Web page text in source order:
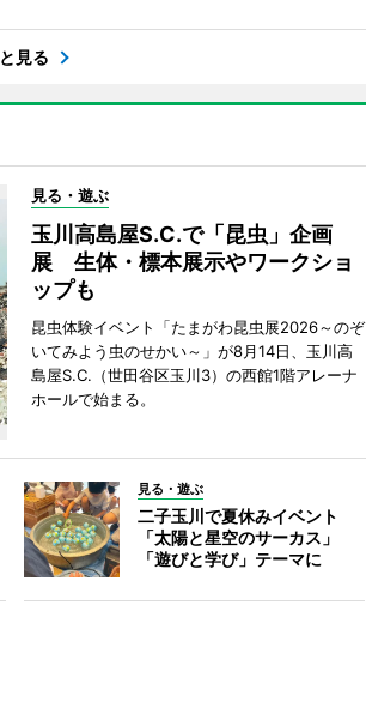
見る
見る・遊ぶ
玉川高島屋S.C.で「昆虫」企画
展 生体・標本展示やワークショ
ップも
昆虫体験イベント「たまがわ昆虫展2026～のぞ
いてみよう虫のせかい～」が8月14日、玉川高
島屋S.C.（世田谷区玉川3）の西館1階アレーナ
ホールで始まる。
見る・遊ぶ
二子玉川で夏休みイベント
「太陽と星空のサーカス」
「遊びと学び」テーマに